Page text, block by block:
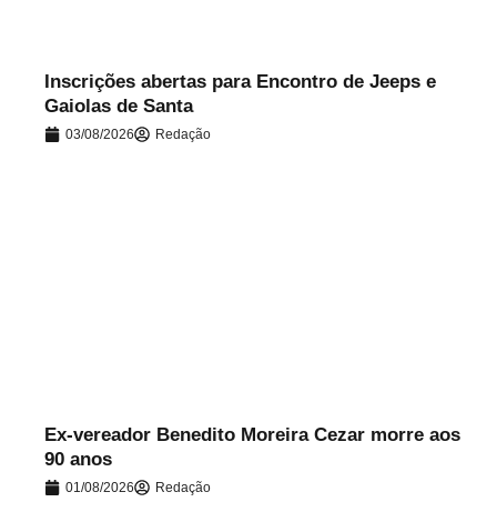
Inscrições abertas para Encontro de Jeeps e
Gaiolas de Santa
03/08/2026 Redação
Ex-vereador Benedito Moreira Cezar morre aos
90 anos
01/08/2026 Redação